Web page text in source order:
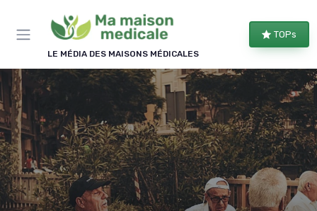
LE MÉDIA DES MAISONS MÉDICALES
TOPs
×
REJOIGNEZ LE CLUB
Bien équipé, bien chez soi !
Les membres du club reçoivent nos comparatifs
d'équipements, les évolutions des aides
financières et nos conseils d'aménagement, une à
deux fois par semaine.
Comparatifs Aides & droits